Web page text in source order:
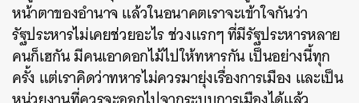
หน้าตาของอำนาจ แล้วในอนาคตเราจะเข้าใจกันว่า
รัฐประหารไม่เคยช่วยอะไร ช่วงแรกๆ ที่มีรัฐประหารหลาย
คนก็เฮกัน มีคนเอาดอกไม้ไปให้ทหารกัน เป็นอย่างนี้ทุก
ครั้ง แต่เราคิดว่าทหารไม่ควรมายุ่งเรื่องการเมือง และเป็น